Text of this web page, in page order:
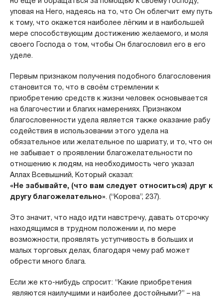
уповая на Него, надеясь на то, что Он облегчит ему путь
к тому, что окажется наиболее лёгким и в наибольшей
мере способствующим достижению желаемого, и моля
своего Господа о том, чтобы Он благословил его в его
уделе.
Первым признаком получения подобного благословения
становится то, что в своём стремлении к
приобретению средств к жизни человек основывается
на благочестии и благих намерениях. Признаком
благословенности удела является также оказание рабу
содействия в использовании этого удела на
обязательное или желательное по шариату, и то, что он
не забывает о проявлении благожелательности по
отношению к людям, на необходимость чего указал
Аллах Всевышний, Который сказал:
«Не забывайте, (что вам следует относиться) друг к
другу благожелательно». (“Корова”, 237).
Это значит, что надо идти навстречу, давать отсрочку
находящимся в трудном положении и, по мере
возможности, проявлять уступчивость в больших и
малых торговых делах, благодаря чему раб может
обрести много блага.
Если же кто-нибудь спросит: “Какие приобретения
являются наилучшими и наиболее достойными?” – на